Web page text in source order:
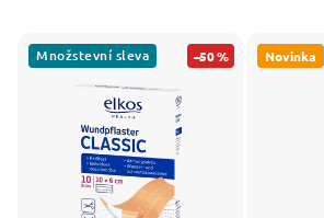
Množstevní sleva –50 % Novinka